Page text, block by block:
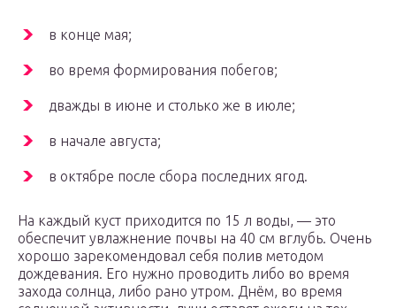
в конце мая;
во время формирования побегов;
дважды в июне и столько же в июле;
в начале августа;
в октябре после сбора последних ягод.
На каждый куст приходится по 15 л воды, — это
обеспечит увлажнение почвы на 40 см вглубь. Очень
хорошо зарекомендовал себя полив методом
дождевания. Его нужно проводить либо во время
захода солнца, либо рано утром. Днём, во время